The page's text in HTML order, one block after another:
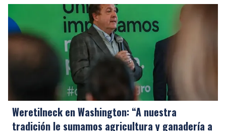
Weretilneck en Washington: “A nuestra
tradición le sumamos agricultura y ganadería a